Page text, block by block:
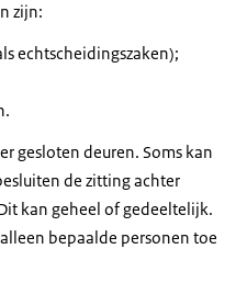
zijn:
echtscheidingszaken);
gesloten deuren. Soms kan
de zitting achter
kan geheel of gedeeltelijk.
bepaalde personen toe